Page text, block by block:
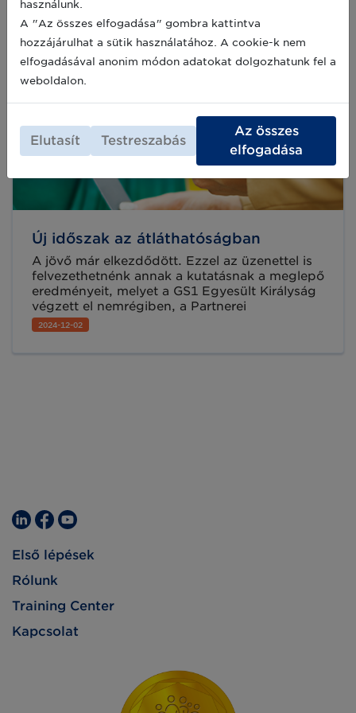
vállalkozásod - bemutatjuk a THE
CODEFATHER szekciót:
Új időszak az átláthatóságban
A jövő már elkezdődött. Ezzel az üzenettel is
felvezethetnénk annak a kutatásnak a meglepő
eredményeit, melyet a GS1 Egyesült Királyság
végzett el nemrégiben, a Partnerei
körében. Hogyan változik át a vásárlói döntési
folyamat, és hogyan szerezhetünk piaci
2024-12-02
Első lépések
Rólunk
Training Center
Kapcsolat
használunk.
A "Az összes elfogadása" gombra kattintva
hozzájárulhat a sütik használatához. A cookie-k nem
elfogadásával anonim módon adatokat dolgozhatunk fel a
weboldalon.
Elutasít Testreszabás
Az összes
elfogadása